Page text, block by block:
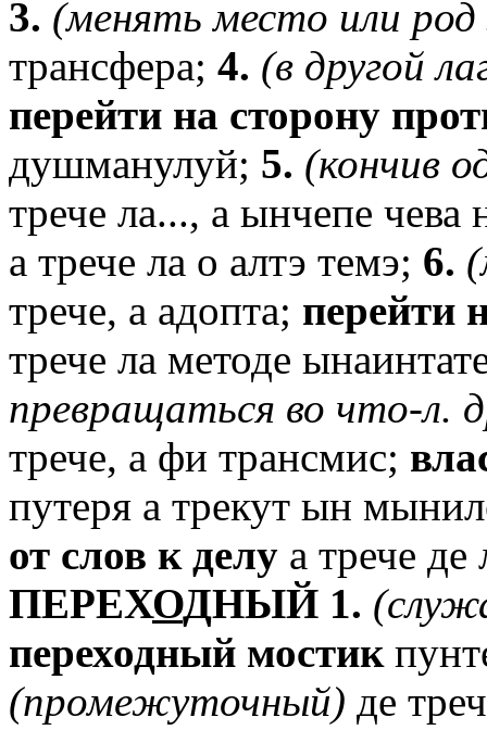
3. (менять место или род
трансфера; 4. (в другой
перейти на сторону
душманулуй; 5. (кончив
трече ла..., а ынчепе чева
а трече ла о алтэ темэ; 6.
трече, а адопта; перейти
трече ла методе
превращаться во что-л.
трече, а фи трансмис;
путеря а трекут ын
от слов к делу а трече де
ПЕРЕХОДНЫЙ 1.
переходный мостик
(промежуточный) де